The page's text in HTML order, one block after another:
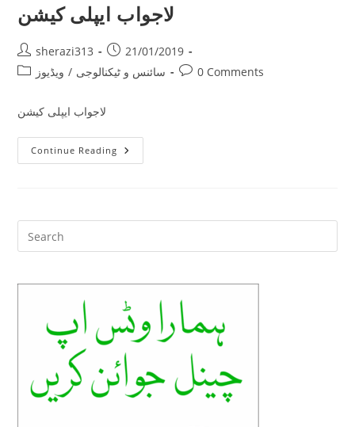
لاجواب ایپلی کیشن
Post
author:
sherazi313
Post
published:
21/01/2019
Post
سائنس و ٹیکنالوجی / ویڈیوز
Post0 Comments
لاجواب ایپلی کیشن
Continue Reading لاجواب
ایپلی